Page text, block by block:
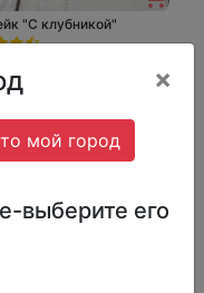
×
мой город
выберите его
"С клубникой"
порций, 1740 г.